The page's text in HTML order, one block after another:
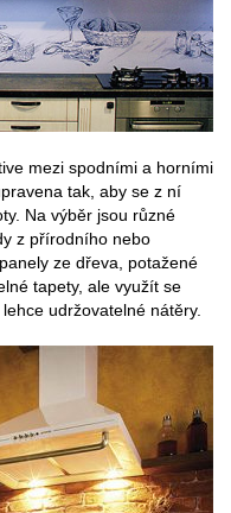
mezi spodními a horními
tak, aby se z ní
Na výběr jsou různé
z přírodního nebo
ze dřeva, potažené
tapety, ale využít se
udržovatelné nátěry.